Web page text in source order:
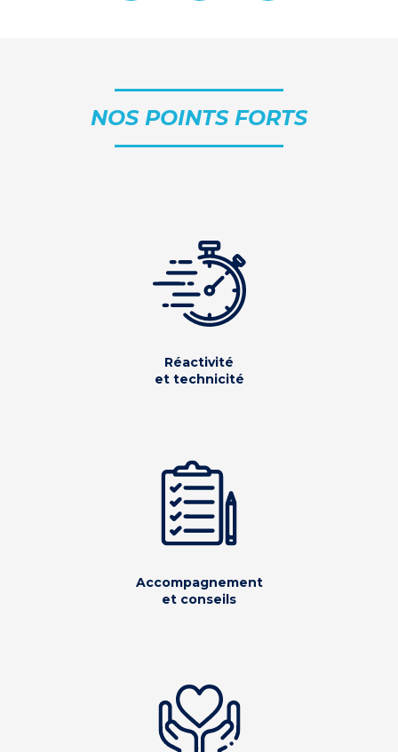
NOS POINTS FORTS
Réactivité
et technicité
Accompagnement
et conseils